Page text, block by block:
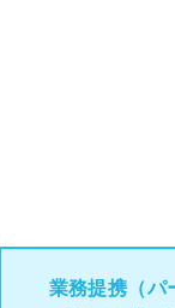
業務提携（パ